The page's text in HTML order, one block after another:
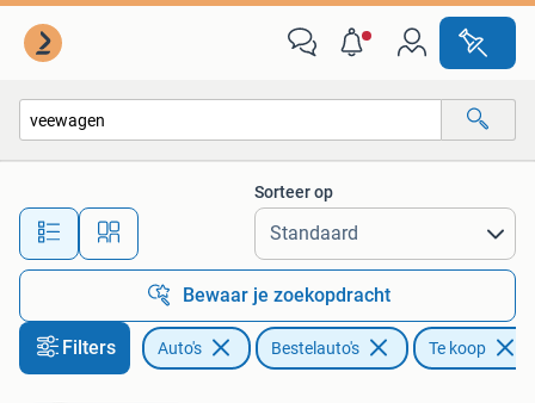
Alle afstanden…
Sorteer op
Bewaar je zoekopdracht
Filters Auto's Bestelauto's Te koop